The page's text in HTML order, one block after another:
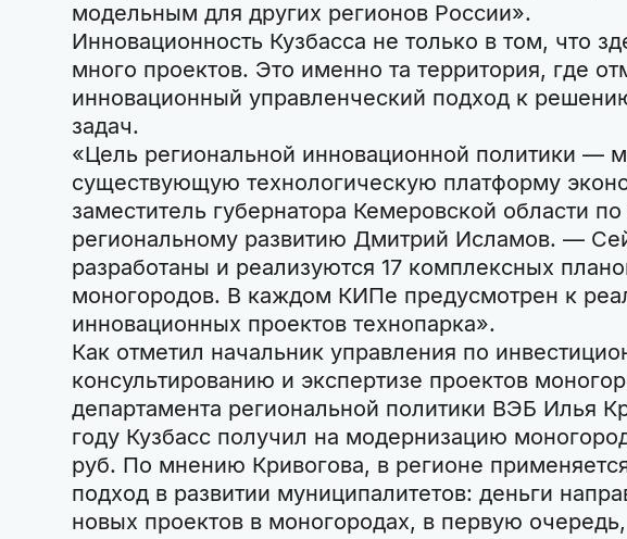
модельным для других регионов России».
Инновационность Кузбасса не только в том, что
много проектов. Это именно та территория, где
инновационный управленческий подход к
задач.
«Цель региональной инновационной политики —
существующую технологическую платформу
заместитель губернатора Кемеровской области
региональному развитию Дмитрий Исламов. —
разработаны и реализуются 17 комплексных
моногородов. В каждом КИПе предусмотрен к
инновационных проектов технопарка».
Как отметил начальник управления по
консультированию и экспертизе проектов
департамента региональной политики ВЭБ Илья
году Кузбасс получил на модернизацию
руб. По мнению Кривогова, в регионе
подход в развитии муниципалитетов: деньги
новых проектов в моногородах, в первую